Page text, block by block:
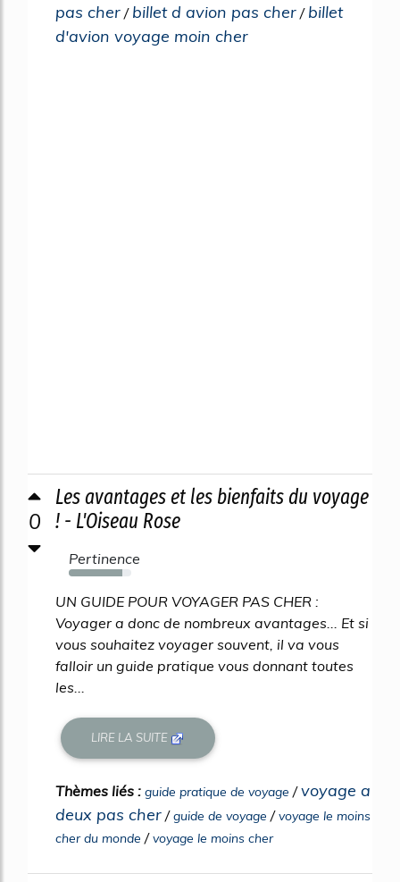
pas cher / billet d avion pas cher / billet
d'avion voyage moin cher
0
Les avantages et les bienfaits du voyage
! - L'Oiseau Rose
Pertinence
86%
UN GUIDE POUR VOYAGER PAS CHER :
Voyager a donc de nombreux avantages... Et si
vous souhaitez voyager souvent, il va vous
falloir un guide pratique vous donnant toutes
les...
LIRE LA SUITE
Thèmes liés : guide pratique de voyage /voyage a
deux pas cher /guide de voyage /voyage le moins
cher du monde /voyage le moins cher